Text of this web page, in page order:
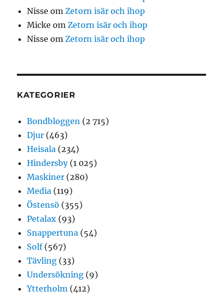
Nisse omZetorn isär och ihop
Micke omZetorn isär och ihop
Nisse omZetorn isär och ihop
KATEGORIER
Bondbloggen (2 715)
Djur (463)
Heisala (234)
Hindersby(1 025)
Maskiner (280)
Media (119)
Östensö (355)
Petalax (93)
Snappertuna (54)
Solf(567)
Tävling (33)
Undersökning (9)
Ytterholm (412)